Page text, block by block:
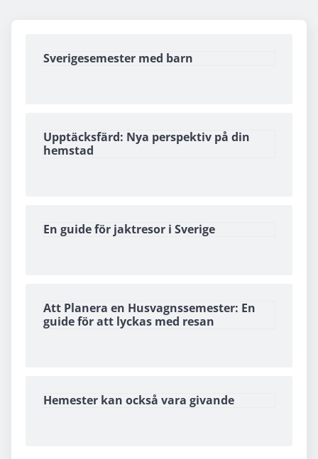
Sverigesemester med barn
Upptäcksfärd: Nya perspektiv på din
hemstad
En guide för jaktresor i Sverige
Att Planera en Husvagnssemester: En
guide för att lyckas med resan
Hemester kan också vara givande